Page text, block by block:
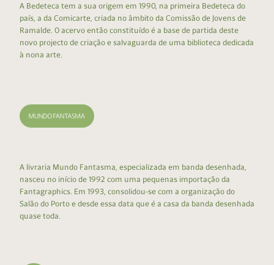
A Bedeteca tem a sua origem em 1990, na primeira Bedeteca do
país, a da Comicarte, criada no âmbito da Comissão de Jovens de
Ramalde. O acervo então constituído é a base de partida deste
novo projecto de criação e salvaguarda de uma biblioteca dedicada
à nona arte.
A livraria Mundo Fantasma, especializada em banda desenhada,
nasceu no início de 1992 com uma pequenas importação da
Fantagraphics. Em 1993, consolidou-se com a organização do
Salão do Porto e desde essa data que é a casa da banda desenhada
quase toda.